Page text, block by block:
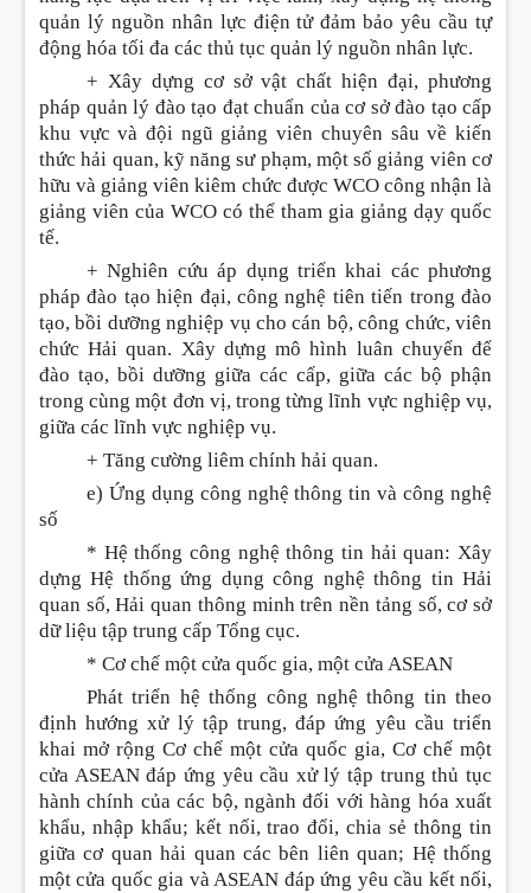
quản lý nguồn nhân lực điện tử đảm bảo yêu cầu tự
động hóa tối đa các thủ tục quản lý nguồn nhân lực.
+ Xây dựng cơ sở vật chất hiện đại, phương
pháp quản lý đào tạo đạt chuẩn của cơ sở đào tạo cấp
khu vực và đội ngũ giảng viên chuyên sâu về kiến
thức hải quan, kỹ năng sư phạm, một số giảng viên cơ
hữu và giảng viên kiêm chức được WCO công nhận là
giảng viên của WCO có thể tham gia giảng dạy quốc
tế.
+ Nghiên cứu áp dụng triển khai các phương
pháp đào tạo hiện đại, công nghệ tiên tiến trong đào
tạo, bồi dưỡng nghiệp vụ cho cán bộ, công chức, viên
chức Hải quan. Xây dựng mô hình luân chuyển để
đào tạo, bồi dưỡng giữa các cấp, giữa các bộ phận
trong cùng một đơn vị, trong từng lĩnh vực nghiệp vụ,
giữa các lĩnh vực nghiệp vụ.
+ Tăng cường liêm chính hải quan.
e) Ứng dụng công nghệ thông tin và công nghệ
số
* Hệ thống công nghệ thông tin hải quan: Xây
dựng Hệ thống ứng dụng công nghệ thông tin Hải
quan số, Hải quan thông minh trên nền tảng số, cơ sở
dữ liệu tập trung cấp Tổng cục.
* Cơ chế một cửa quốc gia, một cửa ASEAN
Phát triển hệ thống công nghệ thông tin theo
định hướng xử lý tập trung, đáp ứng yêu cầu triển
khai mở rộng Cơ chế một cửa quốc gia, Cơ chế một
cửa ASEAN đáp ứng yêu cầu xử lý tập trung thủ tục
hành chính của các bộ, ngành đối với hàng hóa xuất
khẩu, nhập khẩu; kết nối, trao đổi, chia sẻ thông tin
giữa cơ quan hải quan các bên liên quan; Hệ thống
một cửa quốc gia và ASEAN đáp ứng yêu cầu kết nối,